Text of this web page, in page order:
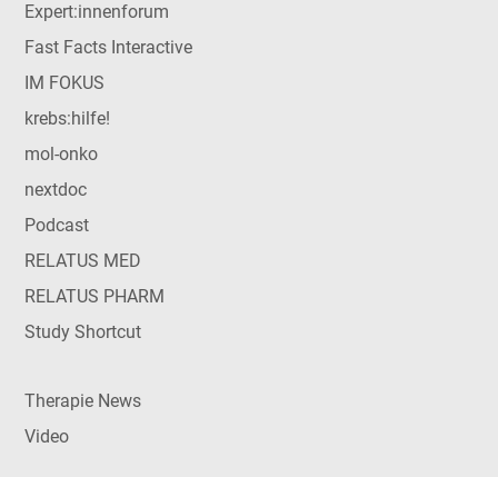
Expert:innenforum
Fast Facts Interactive
IM FOKUS
krebs:hilfe!
mol-onko
nextdoc
Podcast
RELATUS MED
RELATUS PHARM
Study Shortcut
Therapie News
Video